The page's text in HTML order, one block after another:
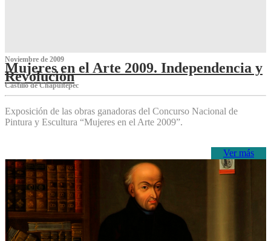
Noviembre de 2009
Mujeres en el Arte 2009. Independencia y
Revolución
Castillo de Chapultepec
Exposición de las obras ganadoras del Concurso Nacional de
Pintura y Escultura “Mujeres en el Arte 2009”.
Ver más